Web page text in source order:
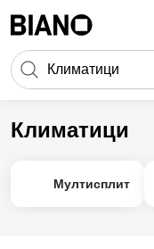
Търсене
Климатици
Ремонт Вентилатори и
Мултисплит